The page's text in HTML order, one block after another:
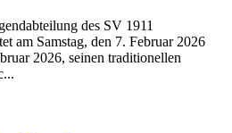
des SV 1911
am Samstag, den 7. Februar 2026
2026, seinen traditionellen